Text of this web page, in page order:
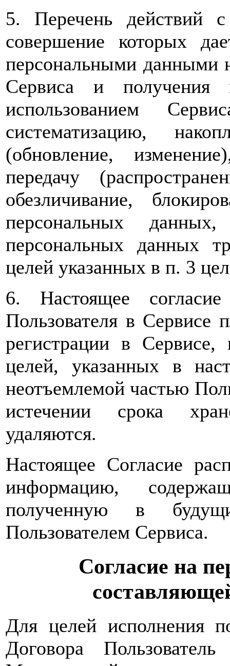
5. Перечень действий
совершение которых
персональными данными
Сервиса и получения
использованием
систематизацию,
(обновление,
передачу
обезличивание,
персональных данных,
персональных данных
целей указанных в п. 3
6. Настоящее
Пользователя в
регистрации в
целей, указанных в
неотъемлемой частью
истечении срока
удаляются.
Настоящее Согласие
информацию,
полученную в
Пользователем Сервиса.
Согласие на
Для целей исполнения
Договора